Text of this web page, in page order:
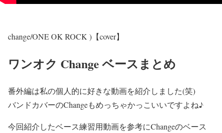
change/ONE OK ROCK )【cover】
ワンオク Change ベースまとめ
番外編は私の個人的に好きな動画を紹介しました(笑)
バンドカバーのChangeもめっちゃかっこいいですよね♪
今回紹介したベース練習用動画を参考にChangeのベース